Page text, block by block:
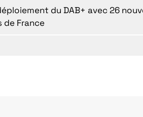
du DAB+ avec 26
de France